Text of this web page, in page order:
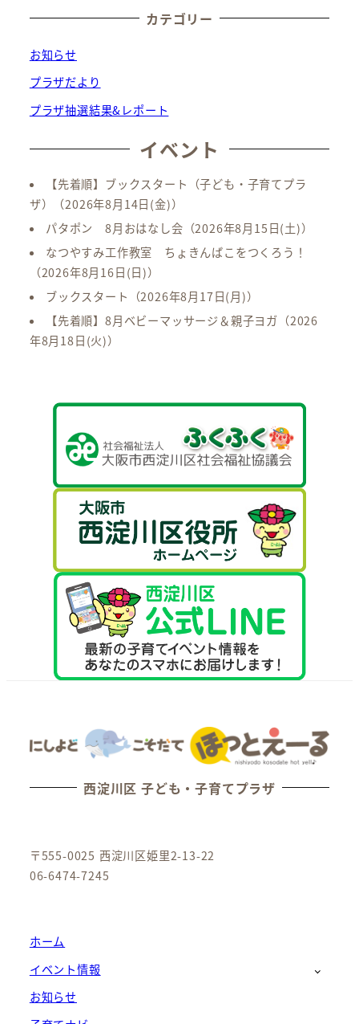
カテゴリー
お知らせ
プラザだより
プラザ抽選結果&レポート
イベント
【先着順】ブックスタート（子ども・子育てプラ
ザ）
（2026年8月14日(金)）
パタポン 8月おはなし会 （2026年8月15日(土)）
なつやすみ工作教室 ちょきんばこをつくろう！
（2026年8月16日(日)）
ブックスタート
（2026年8月17日(月)）
【先着順】8月ベビーマッサージ＆親子ヨガ （2026
年8月18日(火)）
西淀川区 子ども・子育てプラザ
〒555-0025 西淀川区姫里2-13-22
06-6474-7245
ホーム
イベント情報
お知らせ